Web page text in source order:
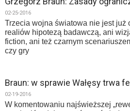
02-25-2016
Trzecia wojna światowa nie jest już
realiów hipotezą badawczą, ani
fiction, ani też czarnym
czy gry
Braun: w sprawie Wałęsy trwa
02-19-2016
W komentowaniu najświeższej